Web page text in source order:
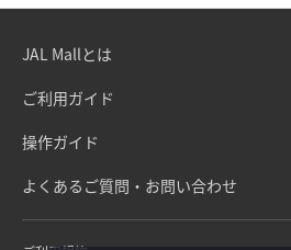
JAL Mallとは
ご利用ガイド
操作ガイド
よくあるご質問・お問い合わせ